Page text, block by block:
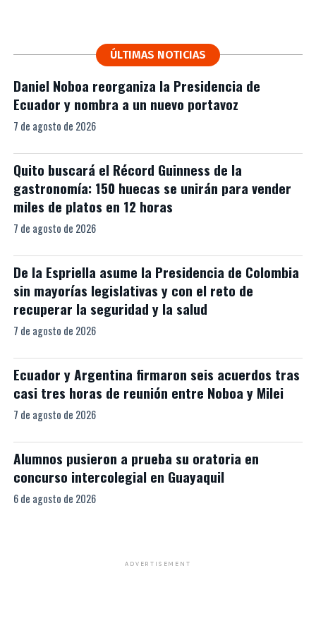
ÚLTIMAS NOTICIAS
Daniel Noboa reorganiza la Presidencia de
Ecuador y nombra a un nuevo portavoz
7 de agosto de 2026
Quito buscará el Récord Guinness de la
gastronomía: 150 huecas se unirán para vender
miles de platos en 12 horas
7 de agosto de 2026
De la Espriella asume la Presidencia de Colombia
sin mayorías legislativas y con el reto de
recuperar la seguridad y la salud
7 de agosto de 2026
Ecuador y Argentina firmaron seis acuerdos tras
casi tres horas de reunión entre Noboa y Milei
7 de agosto de 2026
Alumnos pusieron a prueba su oratoria en
concurso intercolegial en Guayaquil
6 de agosto de 2026
ADVERTISEMENT